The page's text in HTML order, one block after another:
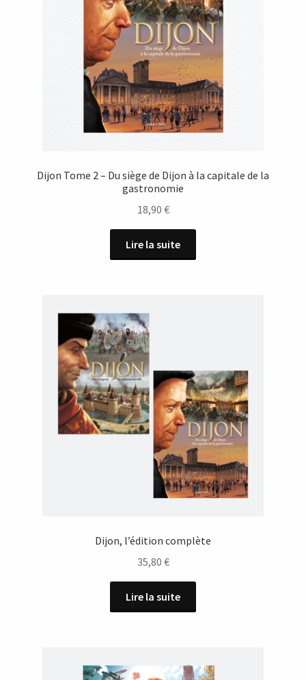
Dijon Tome 2 – Du siège de Dijon à la capitale de la
gastronomie
18,90 €
Lire la suite
Dijon, l’édition complète
35,80 €
Lire la suite